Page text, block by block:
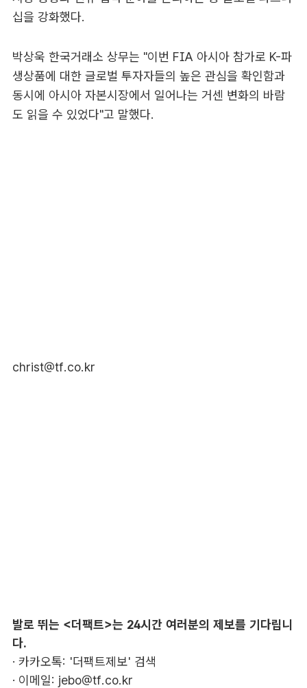
십을 강화했다.
박상욱 한국거래소 상무는 "이번 FIA 아시아 참가로 K-파
생상품에 대한 글로벌 투자자들의 높은 관심을 확인함과
동시에 아시아 자본시장에서 일어나는 거센 변화의 바람
도 읽을 수 있었다"고 말했다.
christ@tf.co.kr
발로 뛰는 <더팩트>는 24시간 여러분의 제보를 기다립니
다.
· 카카오톡: '더팩트제보' 검색
· 이메일: jebo@tf.co.kr